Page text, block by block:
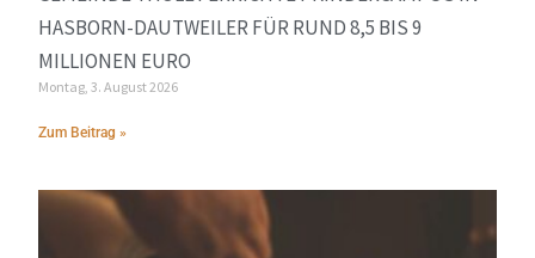
HASBORN-DAUTWEILER FÜR RUND 8,5 BIS 9
MILLIONEN EURO
Montag, 3. August 2026
Zum Beitrag »